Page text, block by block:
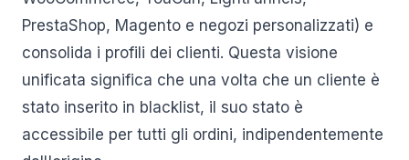
PrestaShop, Magento e negozi personalizzati) e
consolida i profili dei clienti. Questa visione
unificata significa che una volta che un cliente è
stato inserito in blacklist, il suo stato è
accessibile per tutti gli ordini, indipendentemente